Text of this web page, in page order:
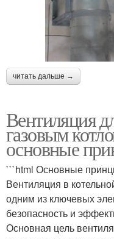
читать дальше →
Вентиляция
газовым
основные
```html Основные
Вентиляция в
одним из ключевых
безопасность и
Основная цель